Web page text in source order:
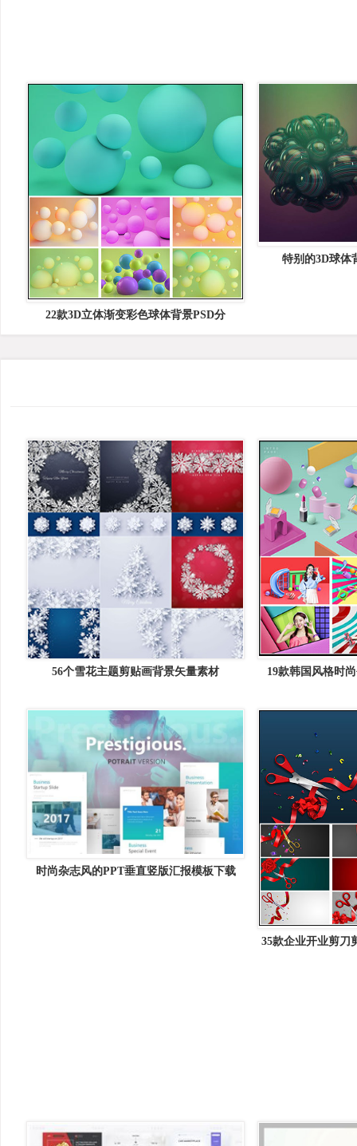
22款3D立体渐变彩色球体背景PSD分
特别的3D球体
56个雪花主题剪贴画背景矢量素材 19款韩国风格时
时尚杂志风的PPT垂直竖版汇报模板下载
35款企业开业剪刀